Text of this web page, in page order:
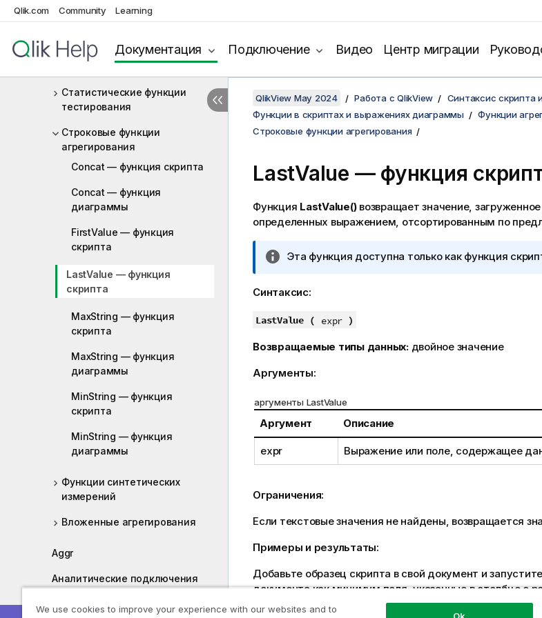
Qlik.com Community Learning
Документация Подключение Видео Центр миграции
Функции финансового
Функции статистического
агрегирования
Статистические функции
тестирования
Строковые функции
агрегирования
Concat — функция скрипта
Concat — функция
диаграммы
FirstValue — функция
скрипта
LastValue — функция
скрипта
MaxString — функция
скрипта
MaxString — функция
диаграммы
MinString — функция
скрипта
MinString — функция
диаграммы
Функции синтетических
измерений
Вложенные агрегирования
Aggr
Аналитические подключения
Функции цвета
QlikView May 2024 Работа с QlikView
Синтаксис скрипта
Функции в скриптах и выражениях диаграммы
Функции
Строковые функции агрегирования
LastValue — функция
Функция LastValue()возвращает значение,
определенных выражением, отсортированным по
П
е
а
и
к
и
н
о
м
ц
и
Эта функция доступна только как функция
Синтаксис:
LastValue ( expr )
Возвращаемые типы данных: двойное значение
Аргументы:
аргументы LastValue
Аргумент Описание
expr Выражение или поле, содержащее
Ограничения:
Если текстовые значения не найдены, возвращается
Примеры и результаты:
Добавьте образец скрипта в свой документ и
документа как минимум поля, указанные в столбце с
результаты.
We use cookies to improve your experience with our websites and to